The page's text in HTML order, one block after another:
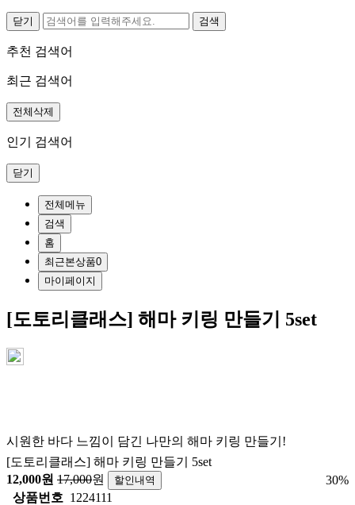
닫기
추천 검색어
최근 검색어
전체삭제
인기 검색어
닫기
전체메뉴
검색
홈
최근본상품0
마이페이지
[도토리클래스] 해마 키링 만들기 5set
시원한 바다 느낌이 담긴 나만의 해마 키링 만들기!
[도토리클래스] 해마 키링 만들기 5set
12,000원 17,000원 할인내역 30%
상품번호 1224111